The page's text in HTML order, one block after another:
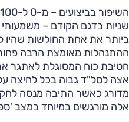
שניות בדגם הקודם – משמעותי
ביותר את אחת החולשות שהיו
ההתנהלות מאומצת הרבה פחות
חטיבת כוח המסוגלת לאתגר
אצה לסל"ד גבוה בכל לחיצה על
מדורג כאשר התיבה מנסה
אלה מורגשים במיוחד במצב